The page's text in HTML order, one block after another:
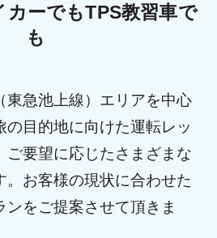
カーでもTPS教習車で
も
東急池上線）エリアを中心
の目的地に向けた運転レッ
ご要望に応じたさまざまな
。お客様の現状に合わせた
をご提案させて頂きま